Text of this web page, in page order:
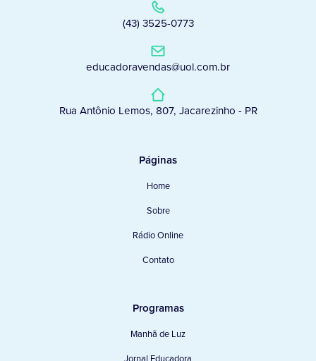
(43) 3525-0773
educadoravendas@uol.com.br
Rua Antônio Lemos, 807, Jacarezinho - PR
Páginas
Home
Sobre
Rádio Online
Contato
Programas
Manhã de Luz